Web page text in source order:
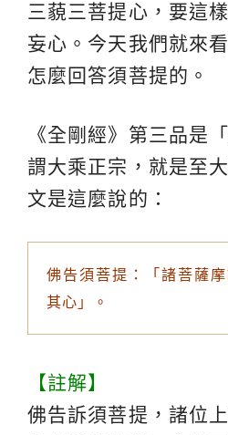
三藐三菩提心，要這
妄心。今天我們就來
怎麼回答須菩提的。
《全剛經》第三品是
謂大乘正宗，就是至
文是這麼說的：
佛告須菩提：「諸菩薩
其心」。
【註解】
佛告訴須菩提，諸位